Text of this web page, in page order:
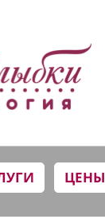
ЦЕНЫ